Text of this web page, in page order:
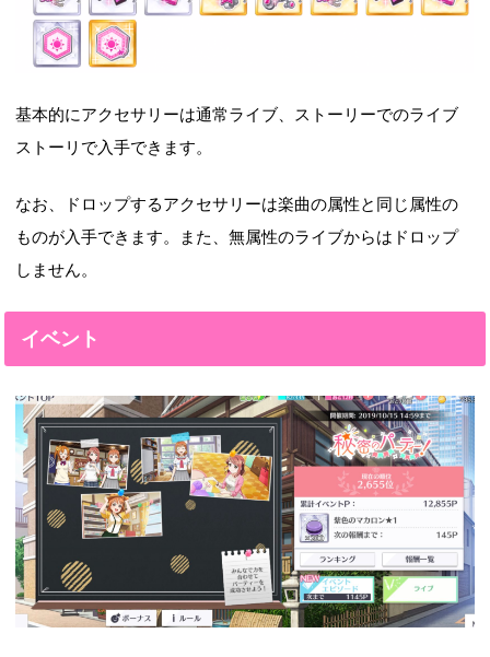
基本的にアクセサリーは通常ライブ、ストーリーでのライブ
ストーリで入手できます。
なお、ドロップするアクセサリーは楽曲の属性と同じ属性の
ものが入手できます。また、無属性のライブからはドロップ
しません。
イベント